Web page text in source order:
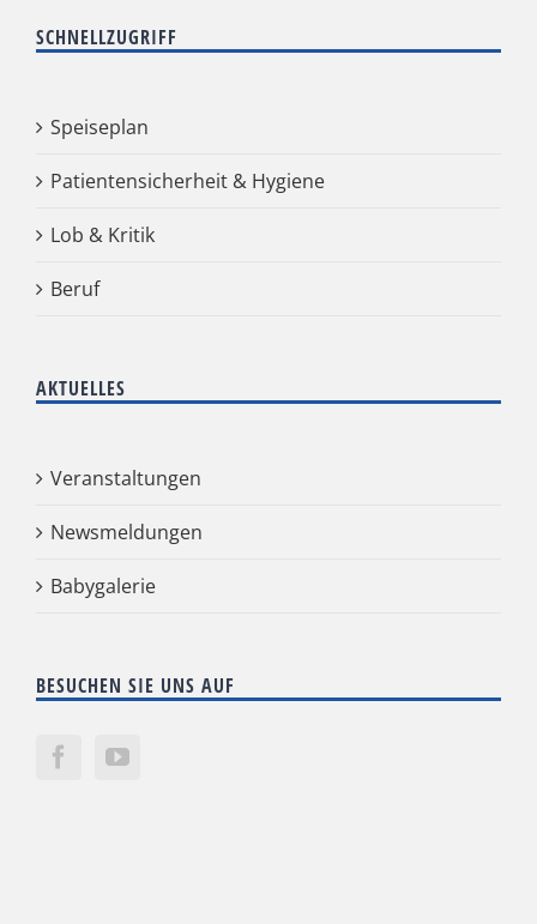
SCHNELLZUGRIFF
Speiseplan
Patientensicherheit & Hygiene
Lob & Kritik
Beruf
AKTUELLES
Veranstaltungen
Newsmeldungen
Babygalerie
BESUCHEN SIE UNS AUF